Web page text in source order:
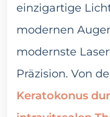
einzigartige
modernen
modernste
Präzision. Von
Keratokonus